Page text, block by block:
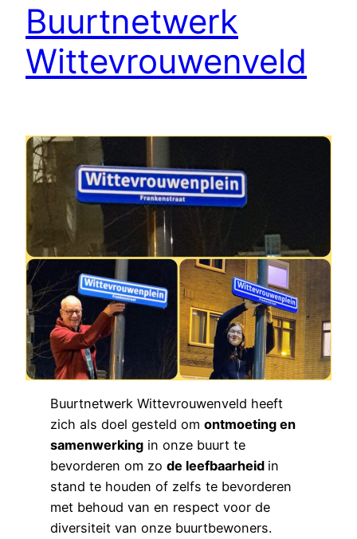
Buurtnetwerk
Wittevrouwenveld
Buurtnetwerk Wittevrouwenveld heeft
zich als doel gesteld om ontmoeting en
samenwerkingin onze buurt te
bevorderen om zo de leefbaarheid in
stand te houden of zelfs te bevorderen
met behoud van en respect voor de
diversiteit van onze buurtbewoners.